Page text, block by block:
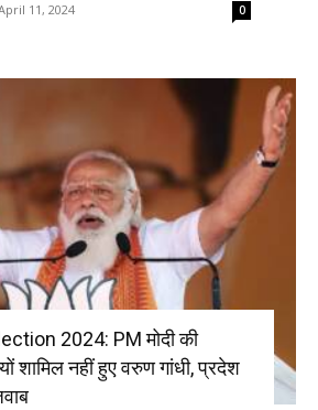
11, 2024 0
2024: PM मोदी की
शामिल नहीं हुए वरुण गांधी, प्रदेश